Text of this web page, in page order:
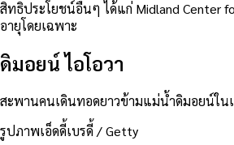
สิทธิประโยชน์อื่นๆ ได้แก่ Midland Center
อายุโดยเฉพาะ
ดิมอยน์ ไอโอวา
สะพานคนเดินทอดยาวข้ามแม่น้ำดิมอยน์ในเ
รูปภาพเอ็ดดี้เบรดี้ / Getty